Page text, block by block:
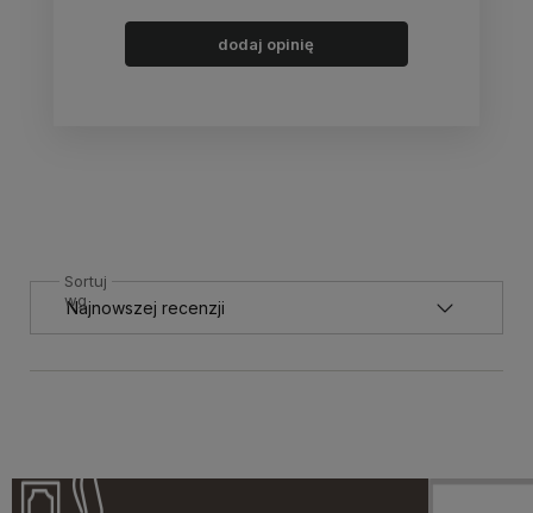
dodaj opinię
Sortuj
wg